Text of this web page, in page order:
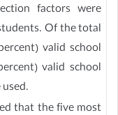
factors were
Of the total
valid school
valid school
that the five most